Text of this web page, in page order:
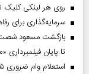
روی هر لینکی کلیک
سرمایه‌گذاری برای
بازگشت مسعود
تا پایان فیلمبرداری